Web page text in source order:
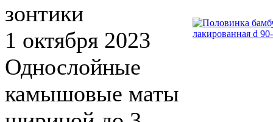
зонтики
1 октября 2023
Однослойные
камышовые маты